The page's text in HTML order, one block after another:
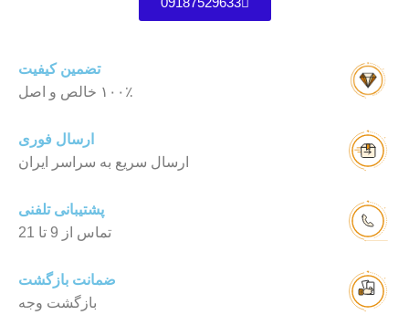
تضمین کیفیت
۱۰۰٪ خالص و اصل
ارسال فوری
ارسال سریع به سراسر ایران
پشتیبانی تلفنی
تماس از 9 تا 21
ضمانت بازگشت
بازگشت وجه